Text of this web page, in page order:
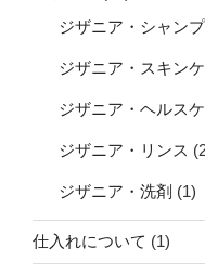
ジザニア・シャン
ジザニア・スキン
ジザニア・ヘルス
ジザニア・リンス
ジザニア・洗剤 (1)
仕入れについて (1)